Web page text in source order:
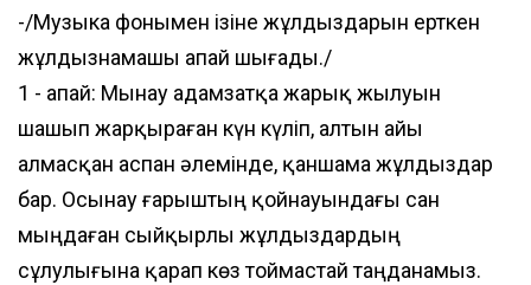
-/Музыка фонымен ізіне жұлдыздарын ерткен
жұлдызнамашы апай шығады./
1 - апай: Мынау адамзатқа жарық жылуын
шашып жарқыраған күн күліп, алтын айы
алмасқан аспан әлемінде, қаншама жұлдыздар
бар. Осынау ғарыштың қойнауындағы сан
мыңдаған сыйқырлы жұлдыздардың
сұлулығына қарап көз тоймастай таңданамыз.